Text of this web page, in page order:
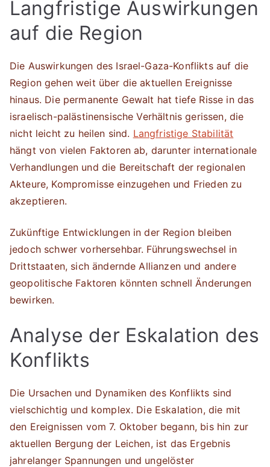
Langfristige Auswirkungen
auf die Region
Die Auswirkungen des Israel-Gaza-Konflikts auf die
Region gehen weit über die aktuellen Ereignisse
hinaus. Die permanente Gewalt hat tiefe Risse in das
israelisch-palästinensische Verhältnis gerissen, die
nicht leicht zu heilen sind. Langfristige Stabilität
hängt von vielen Faktoren ab, darunter internationale
Verhandlungen und die Bereitschaft der regionalen
Akteure, Kompromisse einzugehen und Frieden zu
akzeptieren.
Zukünftige Entwicklungen in der Region bleiben
jedoch schwer vorhersehbar. Führungswechsel in
Drittstaaten, sich ändernde Allianzen und andere
geopolitische Faktoren könnten schnell Änderungen
bewirken.
Analyse der Eskalation des
Konflikts
Die Ursachen und Dynamiken des Konflikts sind
vielschichtig und komplex. Die Eskalation, die mit
den Ereignissen vom 7. Oktober begann, bis hin zur
aktuellen Bergung der Leichen, ist das Ergebnis
jahrelanger Spannungen und ungelöster